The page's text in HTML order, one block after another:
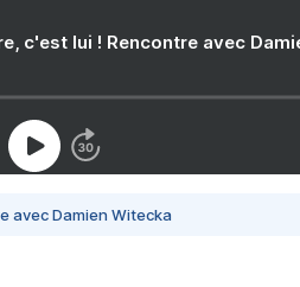
c'est lui ! Rencontre avec
avec Damien Witecka